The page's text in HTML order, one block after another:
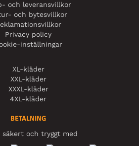
och leveransvillkor
och bytesvillkor
Privacy policy
inställningar
XL-kläder
XXL-kläder
XXXL-kläder
4XL-kläder
BETALNING
säkert och tryggt med